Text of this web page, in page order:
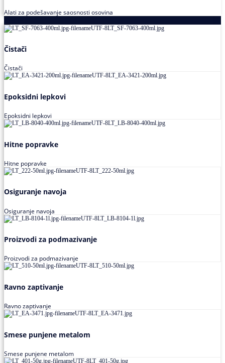
Alati za podešavanje saosnosti osovina
Čistači
Čistači
Epoksidni lepkovi
Epoksidni lepkovi
Hitne popravke
Hitne popravke
Osiguranje navoja
Osiguranje navoja
Proizvodi za podmazivanje
Proizvodi za podmazivanje
Ravno zaptivanje
Ravno zaptivanje
Smese punjene metalom
Smese punjene metalom